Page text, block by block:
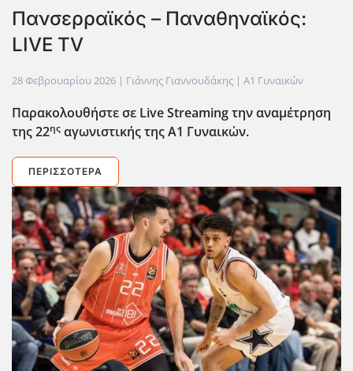
Πανσερραϊκός – Παναθηναϊκός:
LIVE TV
28 Φεβρουαρίου 2026 | Γιάννης Γιαννουδάκης | Α1 Γυναικών
Παρακολουθήστε σε LiveStreamingτην αναμέτρηση
της 22ης αγωνιστικής της Α1 Γυναικών.
ΠΕΡΙΣΣΌΤΕΡΑ